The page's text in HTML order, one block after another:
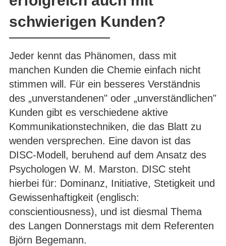
schwierigen Kunden?
Jeder kennt das Phänomen, dass mit
manchen Kunden die Chemie einfach nicht
stimmen will. Für ein besseres Verständnis
des „unverstandenen" oder „unverständlichen"
Kunden gibt es verschiedene aktive
Kommunikationstechniken, die das Blatt zu
wenden versprechen. Eine davon ist das
DISC-Modell, beruhend auf dem Ansatz des
Psychologen W. M. Marston. DISC steht
hierbei für: Dominanz, Initiative, Stetigkeit und
Gewissenhaftigkeit (englisch:
conscientiousness), und ist diesmal Thema
des Langen Donnerstags mit dem Referenten
Björn Begemann.